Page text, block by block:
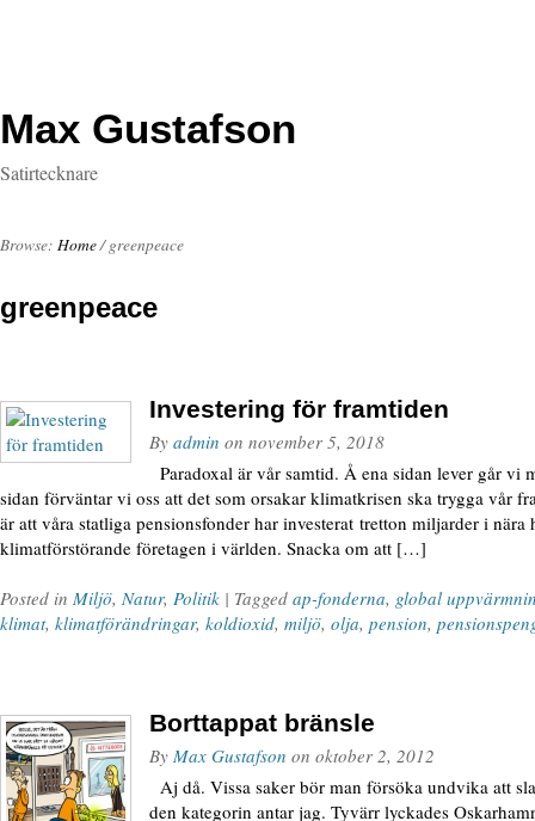
Max Gustafson
Satirtecknare
Browse: Home/ greenpeace
greenpeace
Investering för framtiden
By admin on november 5, 2018
Paradoxal är vår samtid. Å ena sidan lever går vi
sidan förväntar vi oss att det som orsakar klimatkrisen ska trygga vår
är att våra statliga pensionsfonder har investerat tretton miljarder i nära
klimatförstörande företagen i världen. Snacka om att […]
Posted in Miljö, Natur, Politik | Tagged ap-fonderna, global
klimat, klimatförändringar, koldioxid, miljö, olja, pension,
Borttappat bränsle
By Max Gustafson on oktober 2, 2012
Aj då. Vissa saker bör man försöka undvika att
den kategorin antar jag. Tyvärr lyckades